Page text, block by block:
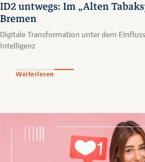
ID2 untwegs: Im „Alten
Bremen
Digitale Transformation unter dem
Intelligenz
Weiterlesen